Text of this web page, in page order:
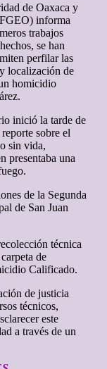
de Oaxaca y
informa
trabajos
se han
perfilar las
localización de
homicidio
inició la tarde de
sobre el
sin vida,
presentaba una
de la Segunda
de San Juan
técnica
de
Calificado.
de justicia
técnicos,
este
a través de un